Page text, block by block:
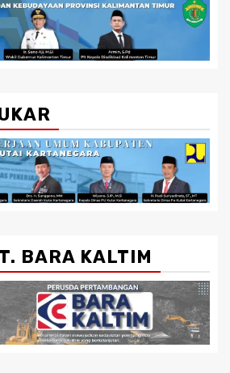
BARA KALTIM